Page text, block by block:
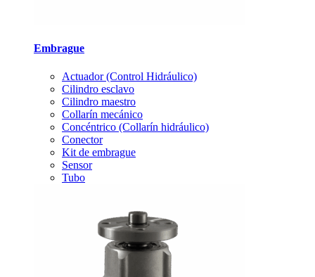
Embrague
Actuador (Control Hidráulico)
Cilindro esclavo
Cilindro maestro
Collarín mecánico
Concéntrico (Collarín hidráulico)
Conector
Kit de embrague
Sensor
Tubo